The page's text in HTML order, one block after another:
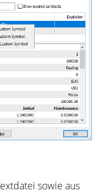
sowie aus